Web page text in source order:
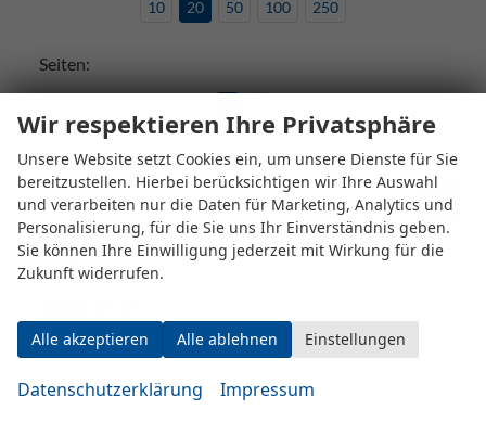
10 20 50 100 250
Seiten:
Fahrzeugnr.
ALPINE
BMW
BYD
Wir respektieren Ihre Privatsphäre
Unsere Website setzt Cookies ein, um unsere Dienste für Sie
bereitzustellen. Hierbei berücksichtigen wir Ihre Auswahl
und verarbeiten nur die Daten für Marketing, Analytics und
Personalisierung, für die Sie uns Ihr Einverständnis geben.
Sie können Ihre Einwilligung jederzeit mit Wirkung für die
Zukunft widerrufen.
Alle akzeptieren Alle ablehnen Einstellungen
Datenschutzerklärung Impressum